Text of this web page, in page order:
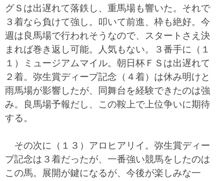
グＳは出遅れて落鉄し、重馬場も響いた。それで
３着なら負けて強し。叩いて前進、枠も絶好。今
週は良馬場で行われそうなので、スタートさえ決
まれば巻き返し可能。人気もない。３番手に（１
１）ミュージアムマイル。朝日杯ＦＳは出遅れて
２着。弥生賞ディープ記念（４着）は休み明けと
雨馬場が影響したが、同舞台を経験できたのは強
み。良馬場予報だし、この鞍上で上位争いに期待
する。
その次に（１３）アロヒアリイ。弥生賞ディー
プ記念は３着だったが、一番強い競馬をしたのは
この馬。展開が鍵になるが、今後が楽しみな一